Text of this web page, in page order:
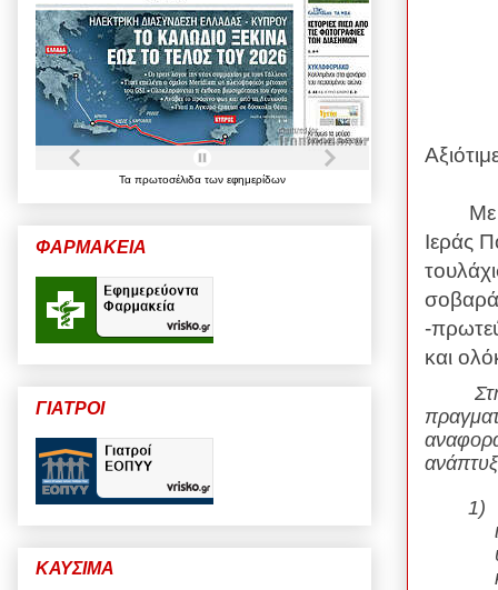
Με
Ιεράς
-
και
Στην
1)
Τα πρωτοσέλιδα των εφημερίδων
ΦΑΡΜΑΚΕΙΑ
ΓΙΑΤΡΟΙ
ΚΑΥΣΙΜΑ